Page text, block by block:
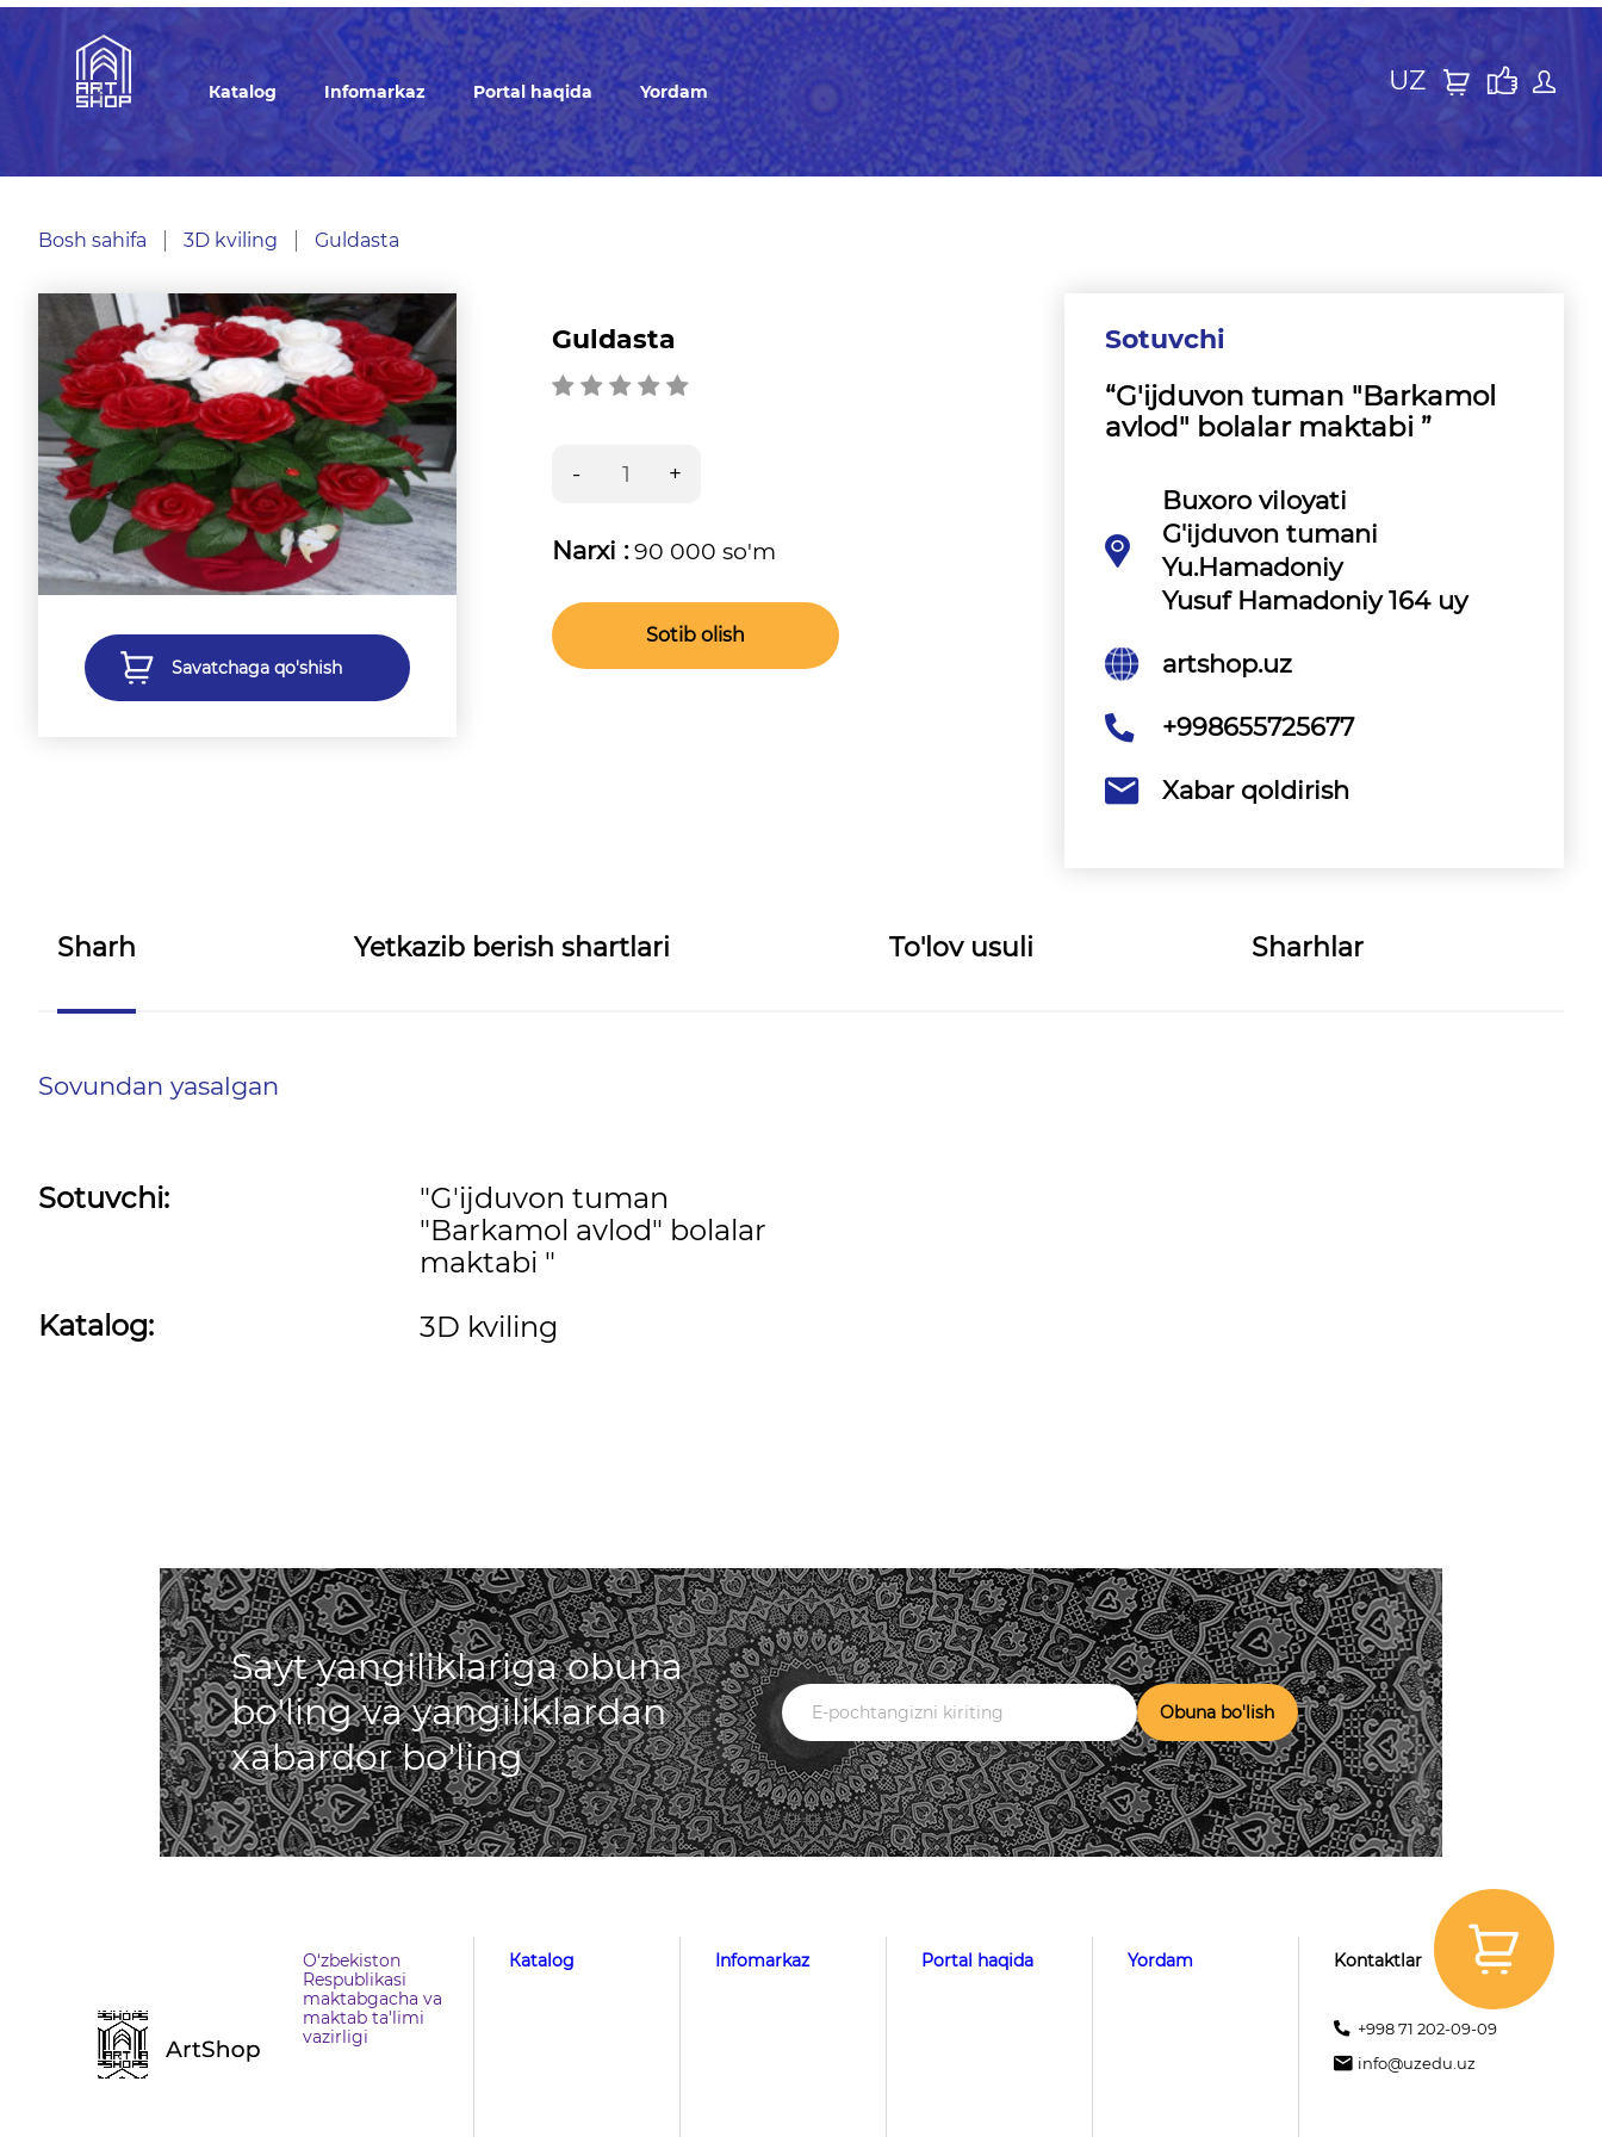
Кatalog Infomarkaz Portal haqida Yordam UZ
Bosh sahifa 3D kviling Guldasta
Savatchaga qo'shish
Guldasta
Narxi :90 000 so'm
Sotib olish
Sotuvchi
“G'ijduvon tuman "Barkamol
avlod" bolalar maktabi ”
Buxoro viloyati
G'ijduvon tumani
Yu.Hamadoniy
Yusuf Hamadoniy 164 uy
artshop.uz
+998655725677
Xabar qoldirish
Sharh Yetkazib berish shartlari To'lov usuli Sharhlar
Sovundan yasalgan
Sotuvchi:
Katalog:
"G'ijduvon tuman
"Barkamol avlod" bolalar
maktabi "
3D kviling
Sayt yangiliklariga obuna
bo'ling va yangiliklardan
xabardor bo'ling
Obuna bo'lish
O‘zbekiston
Respublikasi
maktabgacha va
maktab ta'limi
vazirligi
Кatalog Infomarkaz Portal haqida Yordam Kontaktlar
+998 71 202-09-09
info@uzedu.uz